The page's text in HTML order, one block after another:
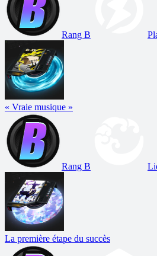
Rang B
« Vraie musique »
Rang B
La première étape du succès